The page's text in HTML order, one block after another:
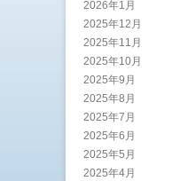
2026年1月
2025年12月
2025年11月
2025年10月
2025年9月
2025年8月
2025年7月
2025年6月
2025年5月
2025年4月